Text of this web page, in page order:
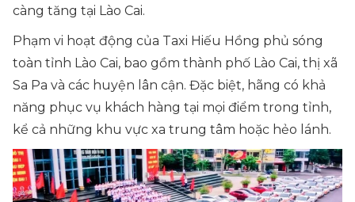
càng tăng tại Lào Cai.
Phạm vi hoạt động của Taxi Hiếu Hồng phủ sóng
toàn tỉnh Lào Cai, bao gồm thành phố Lào Cai, thị xã
Sa Pa và các huyện lân cận. Đặc biệt, hãng có khả
năng phục vụ khách hàng tại mọi điểm trong tỉnh,
kể cả những khu vực xa trung tâm hoặc hẻo lánh.